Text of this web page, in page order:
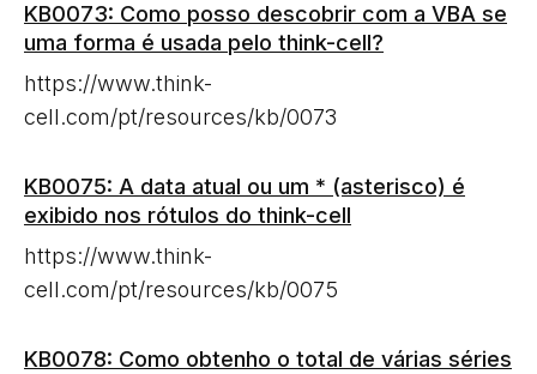
KB0073: Como posso descobrir com a VBA se
uma forma é usada pelo think-cell?
https://www.think-
cell.com/pt/resources/kb/0073
KB0075: A data atual ou um * (asterisco) é
exibido nos rótulos do think-cell
https://www.think-
cell.com/pt/resources/kb/0075
KB0078: Como obtenho o total de várias séries